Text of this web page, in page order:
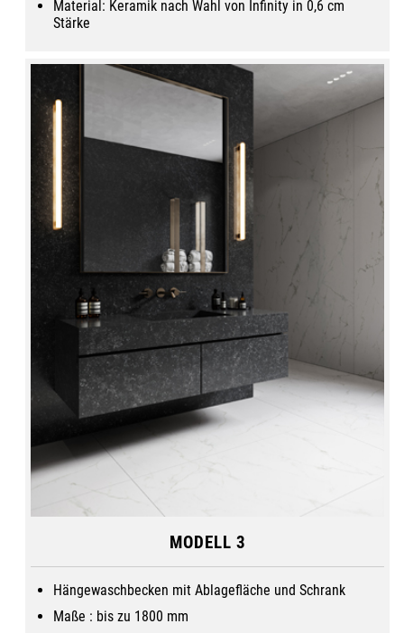
Total Ivory
Total White RE01
Travertino Grey
Material: Keramik nach Wahl von Infinity in 0,6 cm
Stärke
MODELL 3
Hängewaschbecken mit Ablagefläche und Schrank
Maße : bis zu 1800 mm